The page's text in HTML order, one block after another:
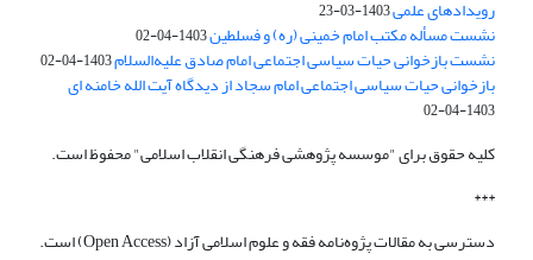
رویدادهای علمی1403-03-23
نشست مسأله مکتب امام خمینی (ره) و فسلطین1403-04-02
نشست بازخوانی حیات سیاسی اجتماعی امام صادق علیه‌السلام1403-04-02
بازخوانی حیات سیاسی اجتماعی امام سجاد از دیدگاه آیت الله خامنه ای
1403-04-02
کلیه حقوق برای "موسسه پژوهشی فرهنگی انقلاب اسلامی" محفوظ است.
***
دسترسی به مقالات پژوه‌نامه فقه و علوم اسلامی آزاد (Open Access) است.